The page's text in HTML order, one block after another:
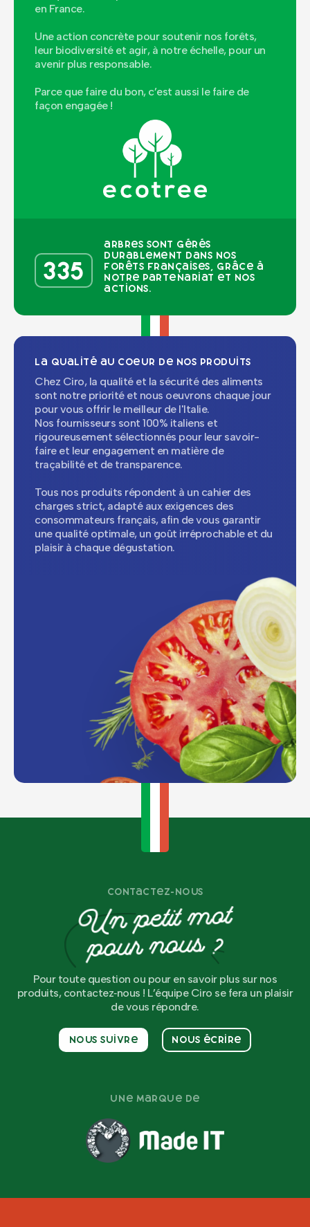
en France.
Une action concrète pour soutenir nos forêts,
leur biodiversité et agir, à notre échelle, pour un
avenir plus responsable.
Parce que faire du bon, c’est aussi le faire de
façon engagée !
335
arbres sont gérés
durablement dans nos
forêts françaises, grâce à
notre partenariat et nos
actions.
La qualité au coeur de nos produits
Chez Ciro, la qualité et la sécurité des aliments
sont notre priorité et nous oeuvrons chaque jour
pour vous offrir le meilleur de l'Italie.
Nos fournisseurs sont 100% italiens et
rigoureusement sélectionnés pour leur savoir-
faire et leur engagement en matière de
traçabilité et de transparence.
Tous nos produits répondent à un cahier des
charges strict, adapté aux exigences des
consommateurs français, afin de vous garantir
une qualité optimale, un goût irréprochable et du
plaisir à chaque dégustation.
Contactez-nous
Un petit mot
pour nous ?
Pour toute question ou pour en savoir plus sur nos
produits, contactez‑nous ! L’équipe Ciro se fera un plaisir
de vous répondre.
Nous suivre Nous écrire
Une marque de